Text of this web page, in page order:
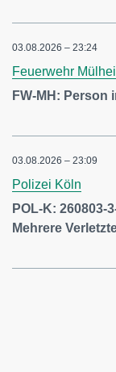
03.08.2026 – 23:24
Feuerwehr
FW-MH: Person
03.08.2026 – 23:09
Polizei Köln
POL-K: 260803-
Mehrere